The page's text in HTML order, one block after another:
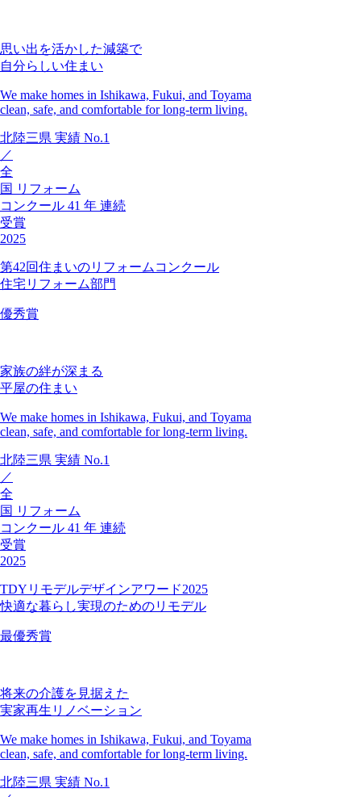
思い出を活かした減築で
自分らしい住まい
We make homes in Ishikawa, Fukui, and Toyama
clean, safe, and comfortable for long-term living.
北陸三県 実績 No.1
／
全
国 リフォーム
コンクール 41 年 連続
受賞
2025
第42回住まいのリフォームコンクール
住宅リフォーム部門
優秀賞
家族の絆が深まる
平屋の住まい
We make homes in Ishikawa, Fukui, and Toyama
clean, safe, and comfortable for long-term living.
北陸三県 実績 No.1
／
全
国 リフォーム
コンクール 41 年 連続
受賞
2025
TDYリモデルデザインアワード2025
快適な暮らし実現のためのリモデル
最優秀賞
将来の介護を見据えた
実家再生リノベーション
We make homes in Ishikawa, Fukui, and Toyama
clean, safe, and comfortable for long-term living.
北陸三県 実績 No.1